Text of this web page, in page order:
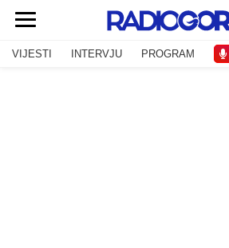
VIJESTI INTERVJU PROGRAM